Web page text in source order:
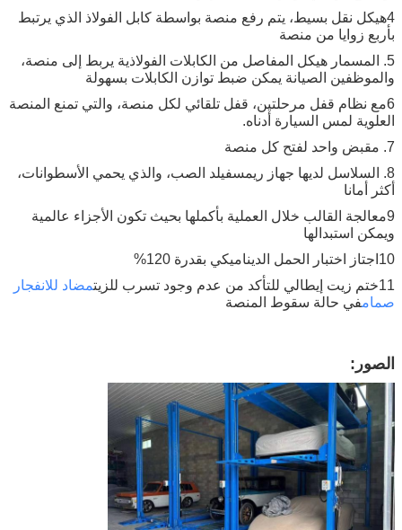
4هيكل نقل بسيط، يتم رفع منصة بواسطة كابل الفولاذ الذي يرتبط
بأربع زوايا من منصة
5. المسمار هيكل المفاصل من الكابلات الفولاذية يربط إلى منصة،
والموظفين الصيانة يمكن ضبط توازن الكابلات بسهولة
6مع نظام قفل مرحلتين، قفل تلقائي لكل منصة، والتي تمنع المنصة
العلوية لمس السيارة أدناه.
7. مقبض واحد لفتح كل منصة
8. السلاسل لديها جهاز ريمسفيلد الصب، والذي يحمي الأسطوانات،
أكثر أمانا
9معالجة القالب خلال العملية بأكملها بحيث تكون الأجزاء عالمية
ويمكن استبدالها
10اجتاز اختبار الحمل الديناميكي بقدرة 120%
11ختم زيت إيطالي للتأكد من عدم وجود تسرب للزيت
مضاد للانفجار
صمامفي حالة سقوط المنصة
الصور: